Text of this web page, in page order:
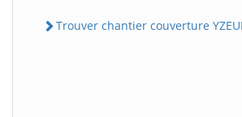
Trouver chantier couverture